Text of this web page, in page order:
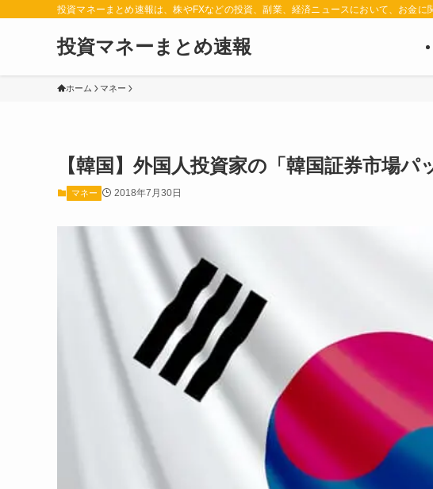
投資マネーまとめ速報は、株やFXなどの投資、副業、経済ニュースにおいて、お金
投資マネーまとめ速報
ホーム マネー
【韓国】外国人投資家の「韓国証券市場
マネー 2018年7月30日